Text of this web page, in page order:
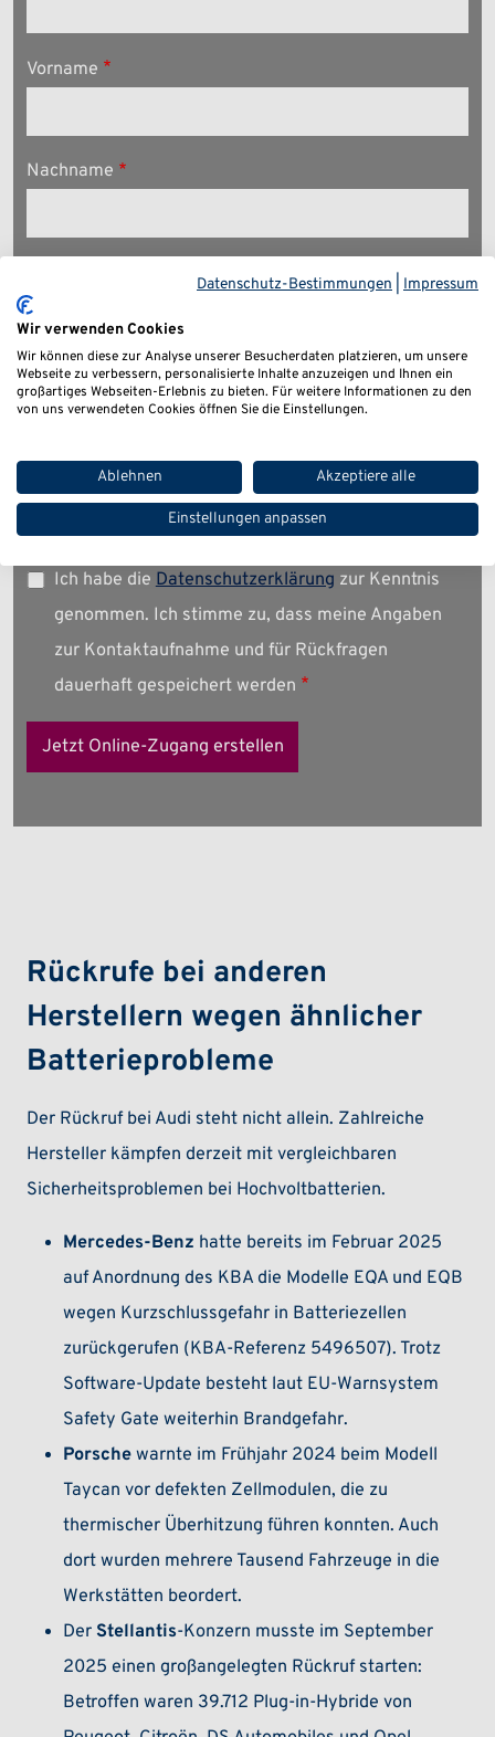
Vorname
Nachname
E-Mail
Ich habe die Datenschutzerklärung zur Kenntnis
genommen. Ich stimme zu, dass meine Angaben
zur Kontaktaufnahme und für Rückfragen
dauerhaft gespeichert werden
Rückrufe bei anderen
Herstellern wegen ähnlicher
Batterieprobleme
Der Rückruf bei Audi steht nicht allein. Zahlreiche
Hersteller kämpfen derzeit mit vergleichbaren
Sicherheitsproblemen bei Hochvoltbatterien.
Mercedes-Benz hatte bereits im Februar 2025
auf Anordnung des KBA die Modelle EQA und EQB
wegen Kurzschlussgefahr in Batteriezellen
zurückgerufen (KBA-Referenz 5496507). Trotz
Software-Update besteht laut EU-Warnsystem
Safety Gate weiterhin Brandgefahr.
Porschewarnte im Frühjahr 2024 beim Modell
Taycan vor defekten Zellmodulen, die zu
thermischer Überhitzung führen konnten. Auch
dort wurden mehrere Tausend Fahrzeuge in die
Werkstätten beordert.
Der Stellantis-Konzern musste im September
2025 einen großangelegten Rückruf starten:
Betroffen waren 39.712 Plug-in-Hybride von
Datenschutz-Bestimmungen Impressum
Wir verwenden Cookies
Wir können diese zur Analyse unserer Besucherdaten platzieren, um unsere
Webseite zu verbessern, personalisierte Inhalte anzuzeigen und Ihnen ein
großartiges Webseiten-Erlebnis zu bieten. Für weitere Informationen zu den
von uns verwendeten Cookies öffnen Sie die Einstellungen.
Ablehnen Akzeptiere alle
Einstellungen anpassen